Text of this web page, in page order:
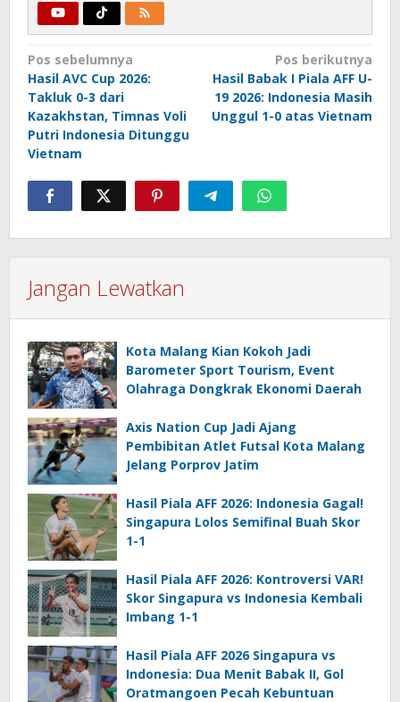
Navigasi
pos
Pos sebelumnya
Hasil AVC Cup 2026:
Takluk 0-3 dari
Kazakhstan, Timnas Voli
Putri Indonesia Ditunggu
Vietnam
Pos berikutnya
Hasil Babak I Piala AFF U-
19 2026: Indonesia Masih
Unggul 1-0 atas Vietnam
Jangan Lewatkan
Kota Malang Kian Kokoh Jadi
Barometer Sport Tourism, Event
Olahraga Dongkrak Ekonomi Daerah
Axis Nation Cup Jadi Ajang
Pembibitan Atlet Futsal Kota Malang
Jelang Porprov Jatim
Hasil Piala AFF 2026: Indonesia Gagal!
Singapura Lolos Semifinal Buah Skor
1-1
Hasil Piala AFF 2026: Kontroversi VAR!
Skor Singapura vs Indonesia Kembali
Imbang 1-1
Hasil Piala AFF 2026 Singapura vs
Indonesia: Dua Menit Babak II, Gol
Oratmangoen Pecah Kebuntuan